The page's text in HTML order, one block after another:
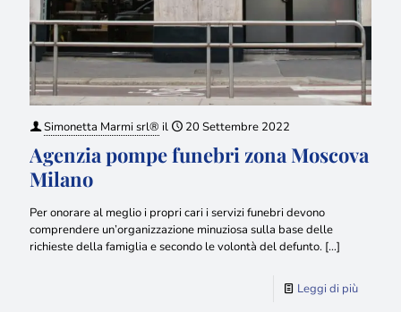
Simonetta Marmi srl® il 20 Settembre 2022
Agenzia pompe funebri zona Moscova
Milano
Per onorare al meglio i propri cari i servizi funebri devono
comprendere un’organizzazione minuziosa sulla base delle
richieste della famiglia e secondo le volontà del defunto. […]
Leggi di più